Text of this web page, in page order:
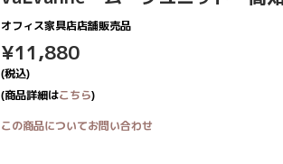
オフィス家具店店舗販売品
¥11,880
(税込)
(商品詳細はこちら)
この商品についてお問い合わせ